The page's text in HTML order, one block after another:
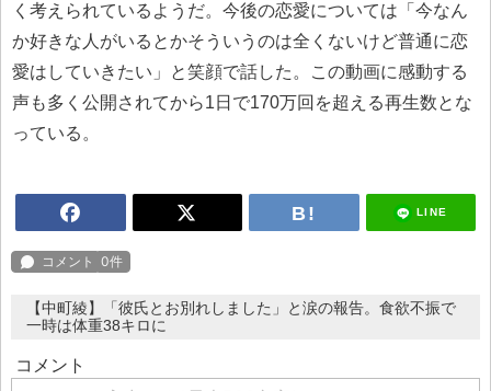
く考えられているようだ。今後の恋愛については「今なん
か好きな人がいるとかそういうのは全くないけど普通に恋
愛はしていきたい」と笑顔で話した。この動画に感動する
声も多く公開されてから1日で170万回を超える再生数とな
っている。
LINE
【中町綾】「彼氏とお別れしました」と涙の報告。食欲不振で
一時は体重38キロに